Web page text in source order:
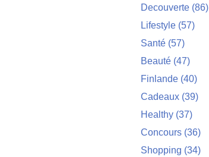
Decouverte (86)
Lifestyle (57)
Santé (57)
Beauté (47)
Finlande (40)
Cadeaux (39)
Healthy (37)
Concours (36)
Shopping (34)